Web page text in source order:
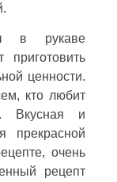
в рукаве
приготовить
ценности.
кто любит
Вкусная и
прекрасной
очень
рецепт